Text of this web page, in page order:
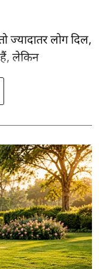
ज्यादातर लोग दिल,
लेकिन